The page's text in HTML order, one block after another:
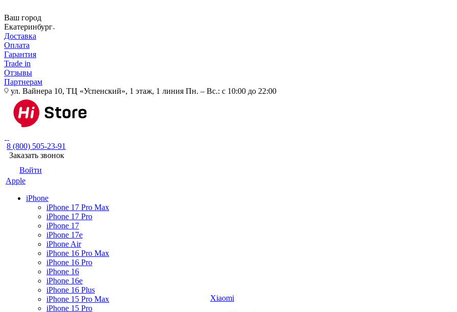
Ваш город
Екатеринбург
Доставка
Оплата
Гарантия
Trade in
Отзывы
Партнерам
ул. Вайнера 10, ТЦ «Успенский», 1 этаж, 1 линия Пн. – Вс.: с 10:00 до 22:00
8 (800) 505-23-91
Заказать звонок
Войти
Apple
iPhone
iPhone 17 Pro Max
iPhone 17 Pro
iPhone 17
iPhone 17e
iPhone Air
iPhone 16 Pro Max
iPhone 16 Pro
iPhone 16
iPhone 16e
iPhone 16 Plus
iPhone 15 Pro Max
iPhone 15 Pro
Xiaomi